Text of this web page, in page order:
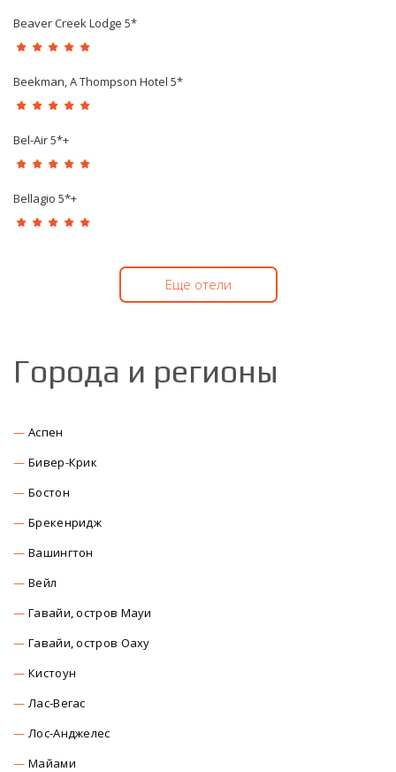
Beaver Creek Lodge 5*
Beekman, A Thompson Hotel 5*
Bel-Air 5*+
Bellagio 5*+
Еще отели
Города и регионы
Аспен
Бивер-Крик
Бостон
Брекенридж
Вашингтон
Вейл
Гавайи, остров Мауи
Гавайи, остров Оаху
Кистоун
Лас-Вегас
Лос-Анджелес
Майами